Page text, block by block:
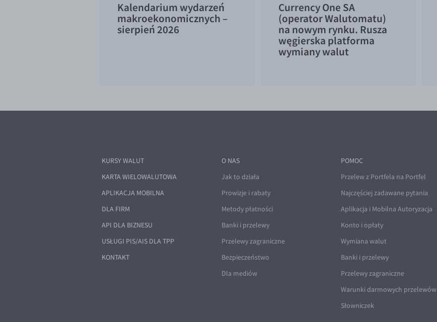
Kalendarium wydarzeń
makroekonomicznych –
sierpień 2026
Currency One SA
(operator Walutomatu)
na nowym rynku. Rusza
węgierska platforma
wymiany walut
KURSY WALUT
KARTA WIELOWALUTOWA
APLIKACJA MOBILNA
DLA FIRM
API DLA BIZNESU
USŁUGI PIS/AIS DLA TPP
KONTAKT
O NAS
Jak to działa
Prowizje i rabaty
Metody płatności
Banki i przelewy
Przelewy zagraniczne
Bezpieczeństwo
Dla mediów
POMOC
Przelew z Portfela na Portfel
Najczęściej zadawane pytania
Aplikacja i Mobilna Autoryzacja
Konto i opłaty
Wymiana walut
Banki i przelewy
Przelewy zagraniczne
Warunki darmowych przelewów
Słowniczek